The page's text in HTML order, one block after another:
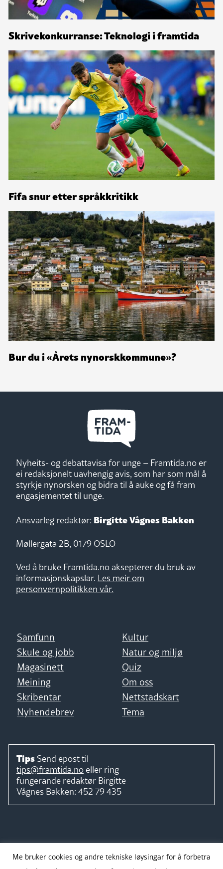
Skrivekonkurranse: Teknologi i framtida
Fifa snur etter språkkritikk
Bur du i «Årets nynorskkommune»?
Nyheits- og debattavisa for unge – Framtida.no er
ei redaksjonelt uavhengig avis, som har som mål å
styrkje nynorsken og bidra til å auke og få fram
engasjementet til unge.
Ansvarleg redaktør: Birgitte Vågnes Bakken
Møllergata 2B, 0179 OSLO
Ved å bruke Framtida.no aksepterer du bruk av
informasjonskapslar. Les meir om
personvernpolitikken vår.
Samfunn
Kultur
Skule og jobb
Natur og miljø
Magasinett
Quiz
Meining
Om oss
Skribentar
Nettstadskart
Nyhendebrev
Tema
Tips Send epost til
tips@framtida.no eller ring
fungerande redaktør Birgitte
Vågnes Bakken: 452 79 435
Me bruker cookies og andre tekniske løysingar for å forbetra